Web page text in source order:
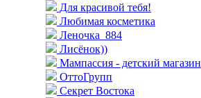
Для красивой тебя!
Любимая косметика
Леночка_884
Лисёнок))
Мампассия - детский магазин
ОттоГрупп
Секрет Востока